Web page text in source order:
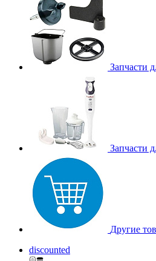
Запчасти
Запчасти
Другие
discounted